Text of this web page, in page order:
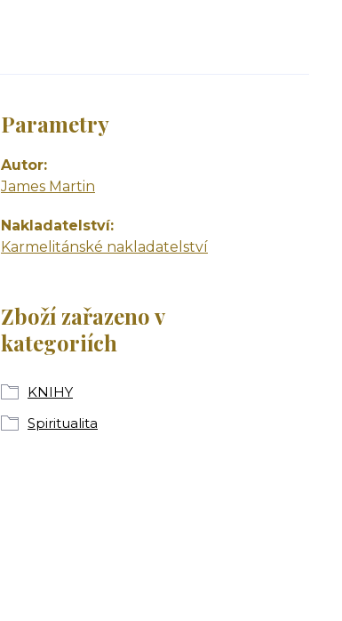
Parametry
Autor
James Martin
Nakladatelství
Karmelitánské nakladatelství
Zboží zařazeno v
kategoriích
KNIHY
Spiritualita